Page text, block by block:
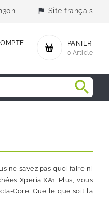
flag Site français
PANIER
0 Article
ne savez pas quoi faire ni
Xperia XA1 Plus, vous
Core. Quelle que soit la